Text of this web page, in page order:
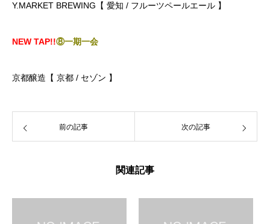
Y.MARKET BREWING【 愛知 / フルーツペールエール 】
NEW TAP!!⑧一期一会
京都醸造【 京都 / セゾン 】
前の記事 次の記事
関連記事